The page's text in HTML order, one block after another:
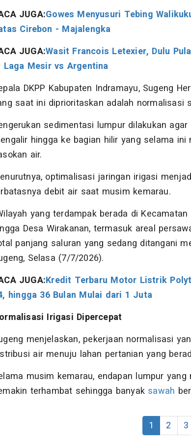
JUGA:Gowes Menyusuri Tebing
Cirebon - Majalengka
JUGA:Wasit Francois Letexier, Dulu
Laga Mesir vs Argentina
DKPP Kabupaten Indramayu, Sugeng
saat ini diprioritaskan adalah normalisasi
sedimentasi lumpur dilakukan
hingga ke bagian hilir yang selama
air.
optimalisasi jaringan irigasi
debit air saat musim kemarau.
yang terdampak berada di
Desa Wirakanan, termasuk areal
panjang saluran yang sedang ditangani
Selasa (7/7/2026).
JUGA:Kredit Terbaru Motor Listrik
hingga 36 Bulan Mulai dari 1 Juta
Irigasi Dipercepat
menjelaskan, pekerjaan normalisasi
air menuju lahan pertanian yang
musim kemarau, endapan lumpur
terhambat sehingga banyak sawah
1 2 3